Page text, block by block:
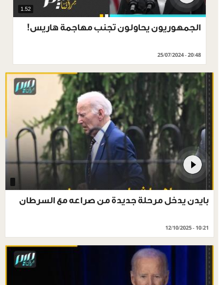
1.52
الجمهوريون يحاولون تجنب مهاجمة هاريس!
25/07/2024 - 20:48
بايدن يدخل مرحلة جديدة من صراعه مع السرطان
12/10/2025 - 10:21